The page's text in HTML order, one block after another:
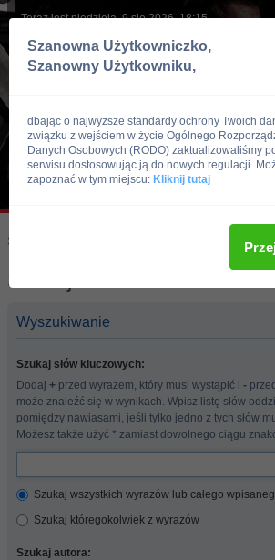
Teraz jest niedziela, 9 sie 2026, 18:15
Skocz do:
Szukaj
Wyszukiwanie
Szukaj słów kluczowych:
Dodaj + przed wyrazem, który musi wystąpić i -
może znaleźć się w wynikach. Wpisz listę słów
pomiędzy nawiasami, jeśli tylko jedno z tych słów
Możesz także użyć * zamiast dowolnego ciągu
Szukaj wszystkich wyrazów lub całego
Szukaj któregokolwiek z wyrazów
Szukaj autora:
Szanowna Użytkowniczko,
Szanowny Użytkowniku,
dbając o najwyższe standardy ochrony Twoich
związku z wejściem w życie Ogólnego
Danych Osobowych (RODO) zaktualizowaliśmy
serwisu dostosowując ją do nowych regulacji.
zapoznać w tym miejscu: Kliknij tutaj